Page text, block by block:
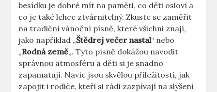
besídku je dobré mít na paměti, co děti osloví a
co je také lehce ztvárnitelný. Zkuste se zaměřit
na tradiční vánoční písně, které všichni znají,
jako například „Štědrej večer nastal“ nebo
„Rodná země„. Tyto písně dokážou navodit
správnou atmosféru a děti si je snadno
zapamatují. Navíc jsou skvělou příležitostí, jak
zapojit i rodiče, kteří si rádi zazpívají na slyšení